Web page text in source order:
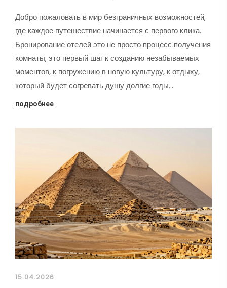
Добро пожаловать в мир безграничных возможностей,
где каждое путешествие начинается с первого клика.
Бронирование отелей это не просто процесс получения
комнаты, это первый шаг к созданию незабываемых
моментов, к погружению в новую культуру, к отдыху,
который будет согревать душу долгие годы.…
подробнее
15.04.2026